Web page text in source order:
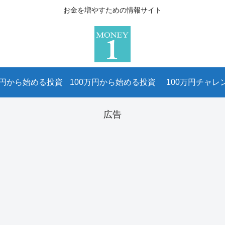
お金を増やすための情報サイト
から始める投資 100万円から始める投資 100万円チャレ
広告